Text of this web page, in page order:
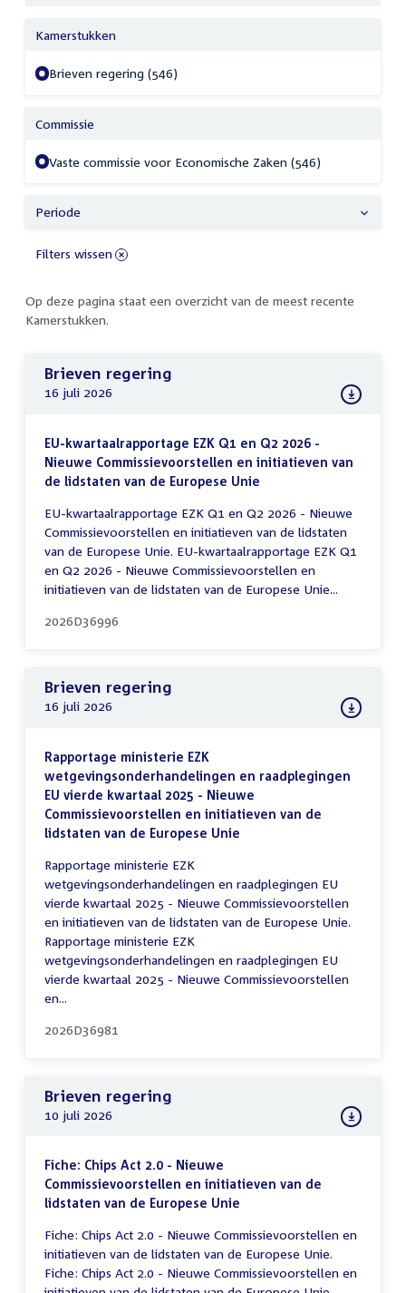
Op deze pagina staat een overzicht van de meest recente
Kamerstukken.
Brieven regering
16 juli 2026
EU-kwartaalrapportage EZK Q1 en Q2 2026 -
Nieuwe Commissievoorstellen en initiatieven van
de lidstaten van de Europese Unie
EU-kwartaalrapportage EZK Q1 en Q2 2026 - Nieuwe
Commissievoorstellen en initiatieven van de lidstaten
van de Europese Unie. EU-kwartaalrapportage EZK Q1
en Q2 2026 - Nieuwe Commissievoorstellen en
initiatieven van de lidstaten van de Europese Unie...
2026D36996
Brieven regering
16 juli 2026
Rapportage ministerie EZK
wetgevingsonderhandelingen en raadplegingen
EU vierde kwartaal 2025 - Nieuwe
Commissievoorstellen en initiatieven van de
lidstaten van de Europese Unie
Rapportage ministerie EZK
wetgevingsonderhandelingen en raadplegingen EU
vierde kwartaal 2025 - Nieuwe Commissievoorstellen
en initiatieven van de lidstaten van de Europese Unie.
Rapportage ministerie EZK
wetgevingsonderhandelingen en raadplegingen EU
vierde kwartaal 2025 - Nieuwe Commissievoorstellen
en...
2026D36981
Brieven regering
10 juli 2026
Fiche: Chips Act 2.0 - Nieuwe
Commissievoorstellen en initiatieven van de
lidstaten van de Europese Unie
Fiche: Chips Act 2.0 - Nieuwe Commissievoorstellen en
initiatieven van de lidstaten van de Europese Unie.
Fiche: Chips Act 2.0 - Nieuwe Commissievoorstellen en
Kamerstukken
Brieven regering (546)
Commissie
Vaste commissie voor Economische Zaken (546)
Periode
Filters wissen